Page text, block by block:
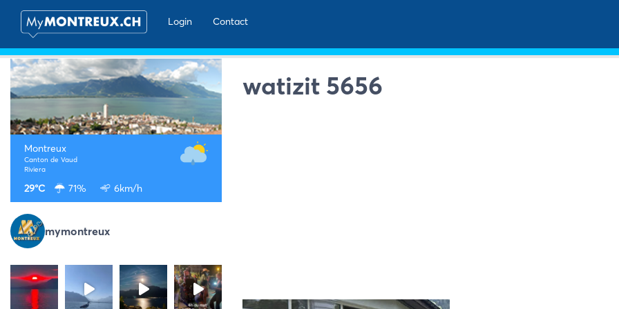
Login
Contact
Montreux
Canton de Vaud
Riviera
29°C 71% 6km/h
mymontreux
watizit 5656